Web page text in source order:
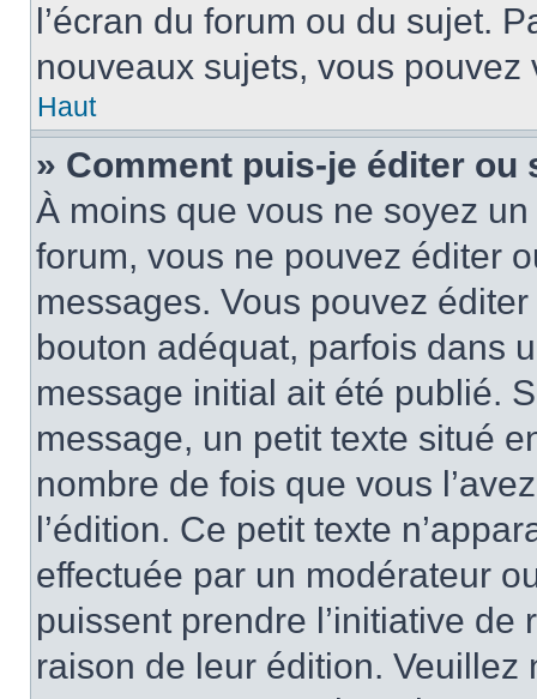
l’écran du forum ou du sujet.
nouveaux sujets, vous
Haut
» Comment puis-je éditer
À moins que vous ne soyez
forum, vous ne pouvez éditer
messages. Vous pouvez
bouton adéquat, parfois dans
message initial ait été publié.
message, un petit texte situé
nombre de fois que vous
l’édition. Ce petit texte
effectuée par un modérateur
puissent prendre l’initiative
raison de leur édition.